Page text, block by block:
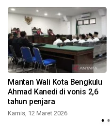
Mantan Wali Kota Bengkulu
Ahmad Kanedi di vonis 2,6
tahun penjara
Kamis, 12 Maret 2026